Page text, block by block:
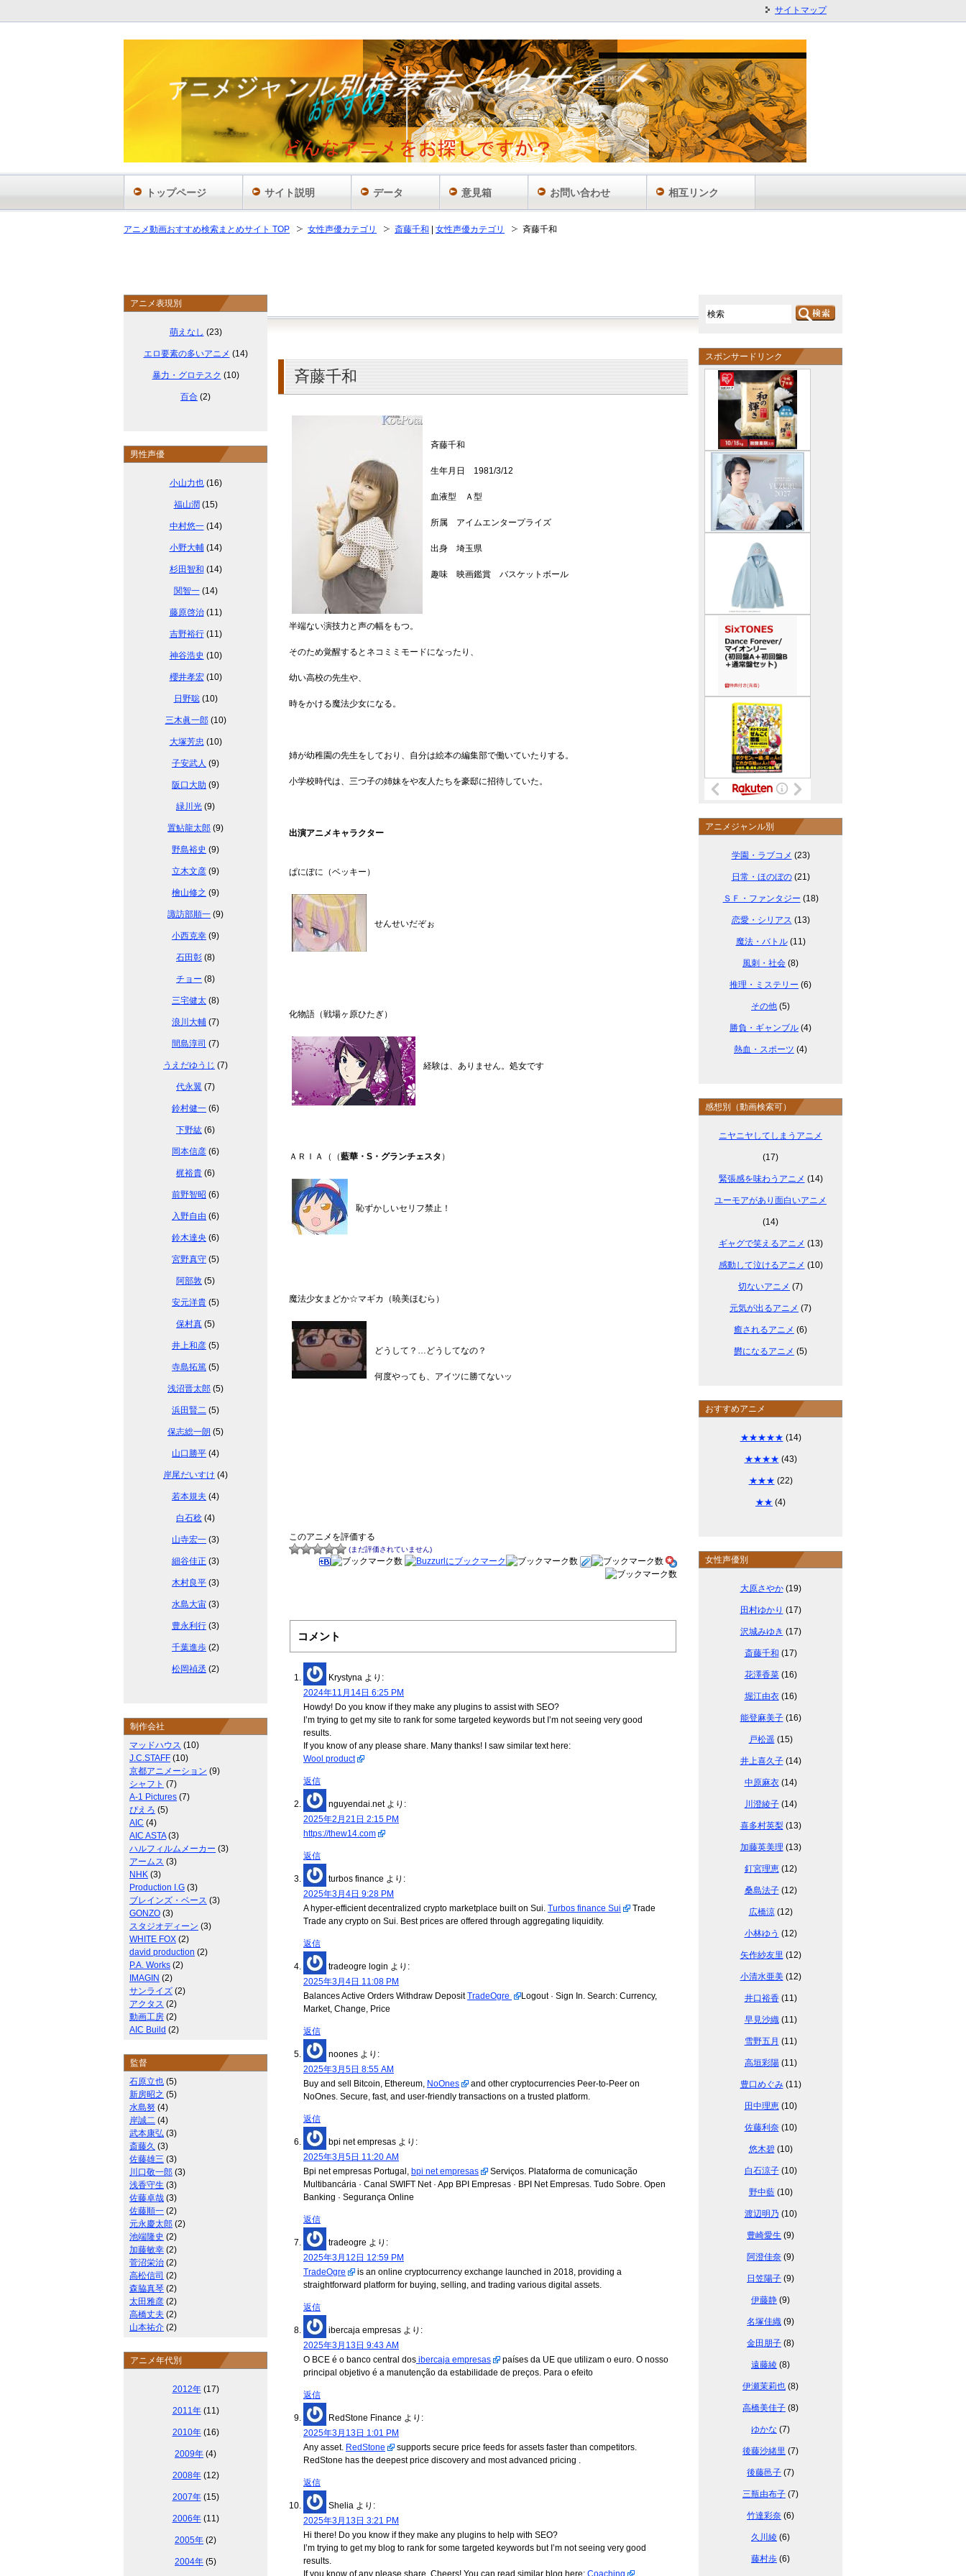
アニメ動画おすすめ検索まとめサイト TOP 女性声優カテゴリ 斎藤千和 女性声優カテゴリ 斉藤千和
斉藤千和
斉藤千和
生年月日 1981/3/12
血液型 Ａ型
所属 アイムエンタープライズ
出身 埼玉県
趣味 映画鑑賞 バスケットボール
半端ない演技力と声の幅をもつ。
そのため覚醒するとネコミミモードになったり、
幼い高校の先生や、
時をかける魔法少女になる。
姉が幼稚園の先生をしており、自分は絵本の編集部で働いていたりする。
小学校時代は、三つ子の姉妹をや友人たちを豪邸に招待していた。
出演アニメキャラクター
ぱにぽに（ベッキー）
せんせいだぞぉ
化物語（戦場ヶ原ひたぎ）
経験は、ありません。処女です
ＡＲＩＡ（（藍華・S・グランチェスタ ）
恥ずかしいセリフ禁止！
魔法少女まどか☆マギカ（暁美ほむら）
どうして？…どうしてなの？
何度やっても、アイツに勝てないッ
このアニメを評価する
(まだ評価されていません)
コメント
Krystyna より:
2024年11月14日 6:25 PM
Howdy! Do you know if they make any plugins to assist with SEO?
I’m trying to get my site to rank for some targeted keywords but I’m not seeing very good
results.
If you know of any please share. Many thanks! I saw similar text here:
Wool product
返信
nguyendai.net より:
2025年2月21日 2:15 PM
https://thew14.com
返信
turbos finance より:
2025年3月4日 9:28 PM
A hyper-efficient decentralized crypto marketplace built on Sui. Turbos finance Sui
Trade
Trade any crypto on Sui. Best prices are offered through aggregating liquidity.
返信
tradeogre login より:
2025年3月4日 11:08 PM
Balances Active Orders Withdraw DepositTradeOgre
Logout · Sign In. Search: Currency,
Market, Change, Price
返信
noones より:
2025年3月5日 8:55 AM
Buy and sell Bitcoin, Ethereum, NoOnes
and other cryptocurrencies Peer-to-Peer on
NoOnes. Secure, fast, and user-friendly transactions on a trusted platform.
返信
bpi net empresas より:
2025年3月5日 11:20 AM
Bpi net empresas Portugal, bpi net empresas
Serviços. Plataforma de comunicação
Multibancária · Canal SWIFT Net · App BPI Empresas · BPI Net Empresas. Tudo Sobre. Open
Banking · Segurança Online
返信
tradeogre より:
2025年3月12日 12:59 PM
TradeOgre
is an online cryptocurrency exchange launched in 2018, providing a
straightforward platform for buying, selling, and trading various digital assets.
返信
ibercaja empresas より:
2025年3月13日 9:43 AM
O BCE é o banco central dos ibercaja empresas
países da UE que utilizam o euro. O nosso
principal objetivo é a manutenção da estabilidade de preços. Para o efeito
返信
RedStone Finance より:
2025年3月13日 1:01 PM
Any asset. RedStone
supports secure price feeds for assets faster than competitors.
RedStone has the deepest price discovery and most advanced pricing .
返信
Shelia より:
2025年3月13日 3:21 PM
Hi there! Do you know if they make any plugins to help with SEO?
I’m trying to get my blog to rank for some targeted keywords but I’m not seeing very good
results.
If you know of any please share. Cheers! You can read similar blog here: Coaching
アニメ表現別
萌えなし (23)
エロ要素の多いアニメ (14)
暴力・グロテスク (10)
百合 (2)
男性声優
小山力也(16)
福山潤 (15)
中村悠一(14)
小野大輔(14)
杉田智和 (14)
関智一(14)
藤原啓治(11)
吉野裕行(11)
神谷浩史 (10)
櫻井孝宏(10)
日野聡(10)
三木眞一郎(10)
大塚芳忠 (10)
子安武人 (9)
阪口大助 (9)
緑川光 (9)
置鮎龍太郎 (9)
野島裕史 (9)
立木文彦 (9)
檜山修之 (9)
諏訪部順一 (9)
小西克幸 (9)
石田彰 (8)
チョー (8)
三宅健太 (8)
浪川大輔 (7)
間島淳司 (7)
うえだゆうじ (7)
代永翼 (7)
鈴村健一 (6)
下野紘 (6)
岡本信彦 (6)
梶裕貴 (6)
前野智昭 (6)
入野自由 (6)
鈴木達央 (6)
宮野真守 (5)
阿部敦 (5)
安元洋貴 (5)
保村真 (5)
井上和彦 (5)
寺島拓篤 (5)
浅沼晋太郎 (5)
浜田賢二 (5)
保志総一朗 (5)
山口勝平 (4)
岸尾だいすけ (4)
若本規夫 (4)
白石稔 (4)
山寺宏一 (3)
細谷佳正 (3)
木村良平 (3)
水島大宙 (3)
豊永利行 (3)
千葉進歩 (2)
松岡禎丞 (2)
制作会社
マッドハウス (10)
J.C.STAFF (10)
京都アニメーション (9)
シャフト (7)
A-1 Pictures (7)
ぴえろ (5)
AIC (4)
AIC ASTA(3)
ハルフィルムメーカー (3)
アームス (3)
NHK (3)
Production I.G (3)
ブレインズ・ベース (3)
GONZO (3)
スタジオディーン (3)
WHITE FOX (2)
david production (2)
P.A. Works (2)
IMAGIN (2)
サンライズ (2)
アクタス (2)
動画工房 (2)
AIC Build (2)
監督
石原立也 (5)
新房昭之 (5)
水島努 (4)
岸誠二 (4)
武本康弘 (3)
斎藤久 (3)
佐藤雄三 (3)
川口敬一郎 (3)
浅香守生 (3)
佐藤卓哉 (3)
佐藤順一 (2)
元永慶太郎 (2)
池端隆史 (2)
加藤敏幸 (2)
菅沼栄治 (2)
高松信司 (2)
森脇真琴 (2)
太田雅彦 (2)
高橋丈夫 (2)
山本祐介 (2)
アニメ年代別
2012年(17)
2011年(11)
2010年(16)
2009年 (4)
2008年(12)
2007年(15)
2006年(11)
2005年 (2)
2004年 (5)
スポンサードリンク
アニメジャンル別
学園・ラブコメ (23)
日常・ほのぼの(21)
ＳＦ・ファンタジー (18)
恋愛・シリアス (13)
魔法・バトル(11)
風刺・社会 (8)
推理・ミステリー (6)
その他 (5)
勝負・ギャンブル (4)
熱血・スポーツ (4)
感想別（動画検索可）
ニヤニヤしてしまうアニメ
(17)
緊張感を味わうアニメ (14)
ユーモアがあり面白いアニメ
(14)
ギャグで笑えるアニメ (13)
感動して泣けるアニメ (10)
切ないアニメ (7)
元気が出るアニメ (7)
癒されるアニメ (6)
欝になるアニメ (5)
おすすめアニメ
★★★★★ (14)
★★★★ (43)
★★★ (22)
★★ (4)
女性声優別
大原さやか(19)
田村ゆかり (17)
沢城みゆき (17)
斎藤千和 (17)
花澤香菜(16)
堀江由衣(16)
能登麻美子(16)
戸松遥 (15)
井上喜久子(14)
中原麻衣(14)
川澄綾子(14)
喜多村英梨(13)
加藤英美理 (13)
釘宮理恵(12)
桑島法子(12)
広橋涼(12)
小林ゆう (12)
矢作紗友里 (12)
小清水亜美(12)
井口裕香(11)
早見沙織(11)
雪野五月 (11)
高垣彩陽(11)
豊口めぐみ(11)
田中理恵(10)
佐藤利奈(10)
悠木碧(10)
白石涼子(10)
野中藍(10)
渡辺明乃 (10)
豊崎愛生 (9)
阿澄佳奈 (9)
日笠陽子 (9)
伊藤静 (9)
名塚佳織 (9)
金田朋子 (8)
遠藤綾 (8)
伊瀬茉莉也 (8)
高橋美佳子 (8)
ゆかな (7)
後藤沙緒里 (7)
後藤邑子 (7)
三瓶由布子 (7)
竹達彩奈 (6)
久川綾 (6)
藤村歩 (6)
サイトマップ
トップページ サイト説明 データ 意見箱 お問い合わせ 相互リンク